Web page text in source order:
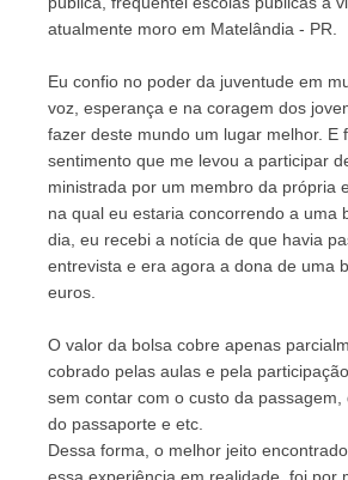
atualmente moro em Matelândia - PR.
Eu confio no poder da juventude em
voz, esperança e na coragem dos
fazer deste mundo um lugar melhor. E
sentimento que me levou a participar
ministrada por um membro da própria
na qual eu estaria concorrendo a uma
dia, eu recebi a notícia de que havia
entrevista e era agora a dona de uma
euros.
O valor da bolsa cobre apenas
cobrado pelas aulas e pela
sem contar com o custo da passagem,
do passaporte e etc.
Dessa forma, o melhor jeito